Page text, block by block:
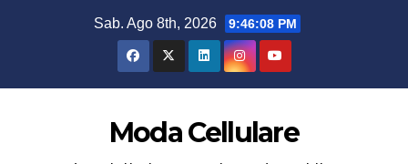
Sab. Ago 8th, 2026 9:46:09 PM
Moda Cellulare